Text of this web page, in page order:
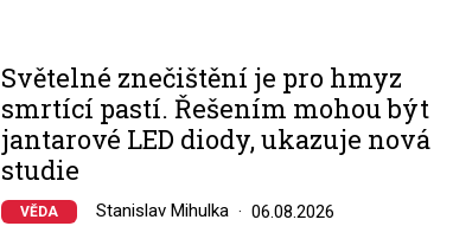
Světelné znečištění je pro hmyz
smrtící pastí. Řešením mohou být
jantarové LED diody, ukazuje nová
studie
VĚDA Stanislav Mihulka 06.08.2026